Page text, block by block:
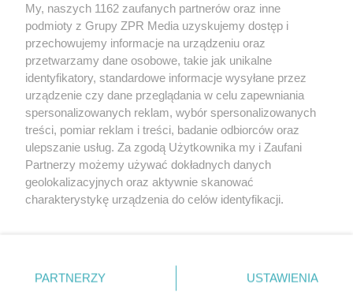
Żaden utwór zamieszczony w serwisie nie może być powielany i
rozpowszechniany lub dalej rozpowszechniany w jakikolwiek sposób (w
tym także elektroniczny lub mechaniczny) na jakimkolwiek polu
eksploatacji w jakiejkolwiek formie, włącznie z umieszczaniem w
Internecie bez pisemnej zgody właściciela praw. Jakiekolwiek użycie lub
wykorzystanie utworów w całości lub w części z naruszeniem prawa,
tzn. bez właściwej zgody, jest zabronione pod groźbą kary i może być
ścigane prawnie.
My, naszych 1162 zaufanych partnerów oraz inne
podmioty z Grupy ZPR Media uzyskujemy dostęp i
przechowujemy informacje na urządzeniu oraz
przetwarzamy dane osobowe, takie jak unikalne
identyfikatory, standardowe informacje wysyłane przez
urządzenie czy dane przeglądania w celu zapewniania
spersonalizowanych reklam, wybór spersonalizowanych
treści, pomiar reklam i treści, badanie odbiorców oraz
ulepszanie usług. Za zgodą Użytkownika my i Zaufani
Partnerzy możemy używać dokładnych danych
geolokalizacyjnych oraz aktywnie skanować
charakterystykę urządzenia do celów identyfikacji.
zmienić/wycofać klikając przycisk ustawień prywatności
znajdujący się w lewym dolnym rogu strony
PARTNERZY USTAWIENIA